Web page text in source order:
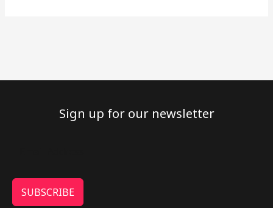
Sign up for our newsletter
SUBSCRIBE